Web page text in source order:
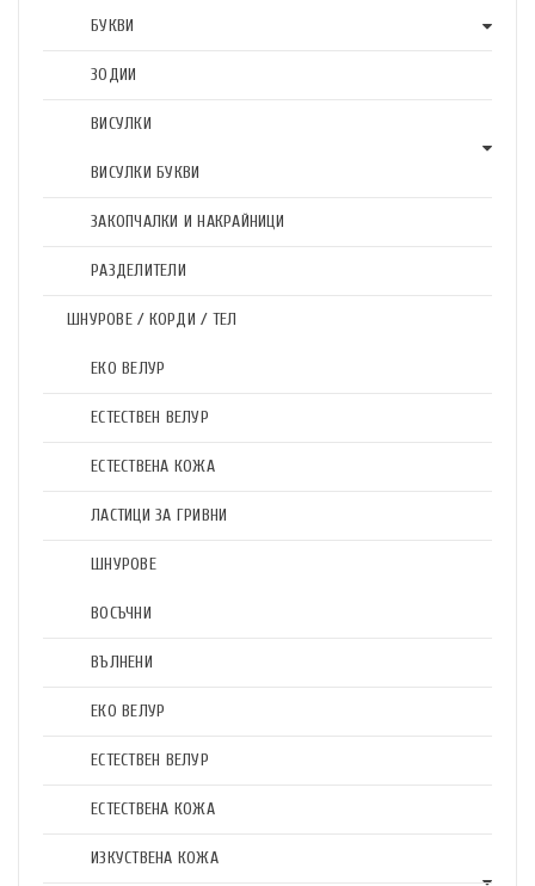
БУКВИ
ЗОДИИ
ВИСУЛКИ
ВИСУЛКИ БУКВИ
ЗАКОПЧАЛКИ И НАКРАЙНИЦИ
РАЗДЕЛИТЕЛИ
ШНУРОВЕ / КОРДИ / ТЕЛ
ЕКО ВЕЛУР
ЕСТЕСТВЕН ВЕЛУР
ЕСТЕСТВЕНА КОЖА
ЛАСТИЦИ ЗА ГРИВНИ
ШНУРОВЕ
ВОСЪЧНИ
ВЪЛНЕНИ
ЕКО ВЕЛУР
ЕСТЕСТВЕН ВЕЛУР
ЕСТЕСТВЕНА КОЖА
ИЗКУСТВЕНА КОЖА